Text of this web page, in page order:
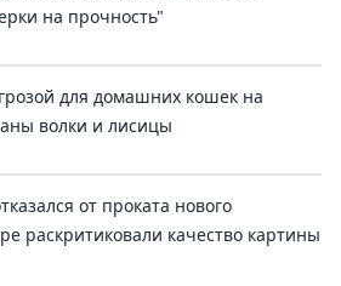
на прочность"
для домашних кошек на
волки и лисицы
от проката нового
раскритиковали качество картины